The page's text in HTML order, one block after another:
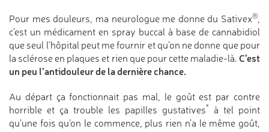
Pour mes douleurs, ma neurologue me donne du Sativex®,
c’est un médicament en spray buccal à base de cannabidiol
que seul l’hôpital peut me fournir et qu’on ne donne que pour
la sclérose en plaques et rien que pour cette maladie-là. C’est
un peu l’antidouleur de la dernière chance.
Au départ ça fonctionnait pas mal, le goût est par contre
horrible et ça trouble les papilles gustatives* à tel point
qu’une fois qu’on le commence, plus rien n’a le même goût,